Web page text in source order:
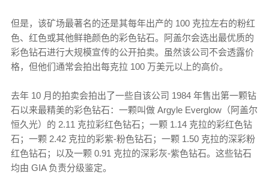
但是，该矿场最著名的还是其每年出产的 100 克拉左右的粉红
色、红色或其他鲜艳颜色的彩色钻石。阿盖尔会选出最优质的
彩色钻石进行大规模宣传的公开拍卖。虽然该公司不会透露价
格，但他们通常会拍出每克拉 100 万美元以上的高价。
去年 10 月的拍卖会拍出了一些自该公司 1984 年售出第一颗钻
石以来最精美的彩色钻石：一颗叫做 Argyle Everglow（阿盖尔
恒久光）的 2.11 克拉彩红色钻石；一颗 1.14 克拉的彩红色钻
石；一颗 2.42 克拉的彩紫-粉色钻石；一颗 1.50 克拉的深彩粉
红色钻石；以及一颗 0.91 克拉的深彩灰-紫色钻石。这些钻石
均由 GIA 负责分级鉴定。